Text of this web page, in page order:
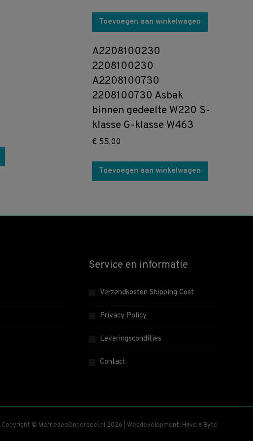
Toevoegen aan winkelwagen
A2208100230
2208100230
A2208100730
2208100730 Asbak
binnen gedeelte W220 S-
klasse G-klasse W463
€ 55,00
Toevoegen aan winkelwagen
Service en informatie
Verzendkosten Shipping Cost
Privacy Policy
Leveringscondities
Contact
Copyright © MercedesOnderdeel.nl 2026 | Webdevelopment: Have a Byte